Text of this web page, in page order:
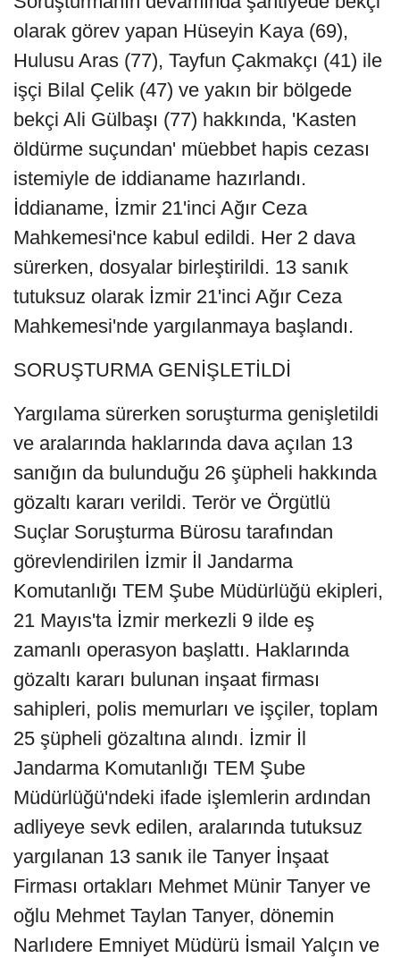
olarak görev yapan Hüseyin Kaya (69),
Hulusu Aras (77), Tayfun Çakmakçı (41) ile
işçi Bilal Çelik (47) ve yakın bir bölgede
bekçi Ali Gülbaşı (77) hakkında, 'Kasten
öldürme suçundan' müebbet hapis cezası
istemiyle de iddianame hazırlandı.
İddianame, İzmir 21'inci Ağır Ceza
Mahkemesi'nce kabul edildi. Her 2 dava
sürerken, dosyalar birleştirildi. 13 sanık
tutuksuz olarak İzmir 21'inci Ağır Ceza
Mahkemesi'nde yargılanmaya başlandı.
SORUŞTURMA GENİŞLETİLDİ
Yargılama sürerken soruşturma genişletildi
ve aralarında haklarında dava açılan 13
sanığın da bulunduğu 26 şüpheli hakkında
gözaltı kararı verildi. Terör ve Örgütlü
Suçlar Soruşturma Bürosu tarafından
görevlendirilen İzmir İl Jandarma
Komutanlığı TEM Şube Müdürlüğü ekipleri,
21 Mayıs'ta İzmir merkezli 9 ilde eş
zamanlı operasyon başlattı. Haklarında
gözaltı kararı bulunan inşaat firması
sahipleri, polis memurları ve işçiler, toplam
25 şüpheli gözaltına alındı. İzmir İl
Jandarma Komutanlığı TEM Şube
Müdürlüğü'ndeki ifade işlemlerin ardından
adliyeye sevk edilen, aralarında tutuksuz
yargılanan 13 sanık ile Tanyer İnşaat
Firması ortakları Mehmet Münir Tanyer ve
oğlu Mehmet Taylan Tanyer, dönemin
Narlıdere Emniyet Müdürü İsmail Yalçın ve